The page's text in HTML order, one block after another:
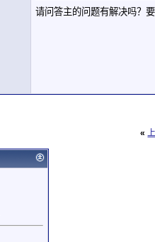
请问答主的问题有解决吗？
«